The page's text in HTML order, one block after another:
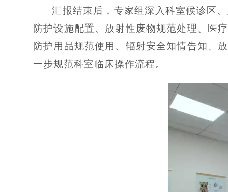
汇报结束后，专家组深入科室候诊区
防护设施配置、放射性废物规范处理、医
防护用品规范使用、辐射安全知情告知、
一步规范科室临床操作流程。